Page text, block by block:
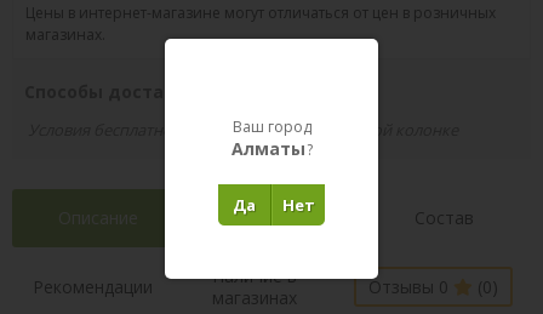
Цены в интернет-магазине могут отличаться от цен в розничных
магазинах.
Условия бесплатной доставки указаны в правой колонке
Описание Характеристики Состав
Рекомендации
Наличие в
магазинах
Отзывы 0 (0)
Ваш город
Алматы?
Нет
Да